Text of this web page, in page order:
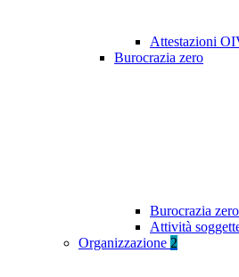
Attestazioni
Burocrazia zero
Burocrazia zero
Attività
Organizzazione 2